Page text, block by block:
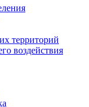
территорий
воздействия